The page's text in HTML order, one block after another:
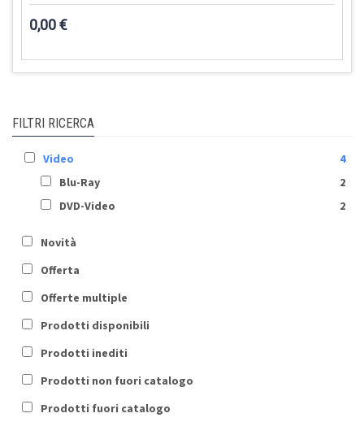
0,00 €
FILTRI RICERCA
Video
4
Blu-Ray
2
DVD-Video
2
Novità
Offerta
Offerte multiple
Prodotti disponibili
Prodotti inediti
Prodotti non fuori catalogo
Prodotti fuori catalogo